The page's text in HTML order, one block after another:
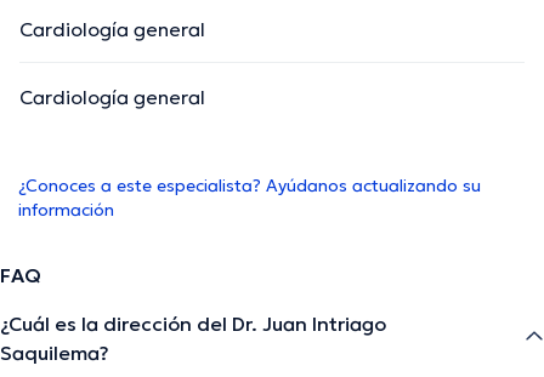
Cardiología general
Cardiología general
¿Conoces a este especialista? Ayúdanos actualizando su
información
FAQ
¿Cuál es la dirección del Dr. Juan Intriago
Saquilema?